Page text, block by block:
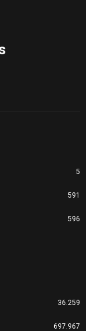
nas
5
591
596
36.259
697.967